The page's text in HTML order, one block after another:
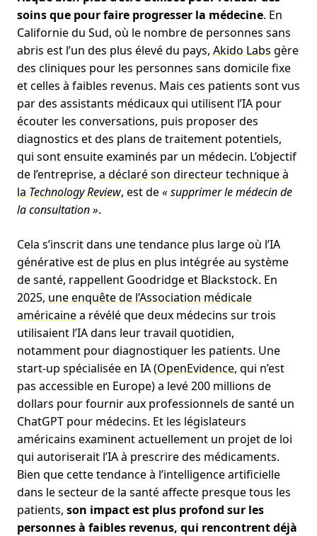
soins que pour faire progresser la médecine. En
Californie du Sud, où le nombre de personnes sans
abris est l’un des plus élevé du pays, Akido Labs gère
des cliniques pour les personnes sans domicile fixe
et celles à faibles revenus. Mais ces patients sont vus
par des assistants médicaux qui utilisent l’IA pour
écouter les conversations, puis proposer des
diagnostics et des plans de traitement potentiels,
qui sont ensuite examinés par un médecin. L’objectif
de l’entreprise, a déclaré son directeur technique à
la Technology Review, est de« supprimer le médecin de
la consultation ».
Cela s’inscrit dans une tendance plus large où l’IA
générative est de plus en plus intégrée au système
de santé, rappellent Goodridge et Blackstock. En
2025, une enquête de l’Association médicale
américainea révélé que deux médecins sur trois
utilisaient l’IA dans leur travail quotidien,
notamment pour diagnostiquer les patients. Une
start-up spécialisée en IA (OpenEvidence, qui n’est
pas accessible en Europe) a levé 200 millions de
dollars pour fournir aux professionnels de santé un
ChatGPT pour médecins. Et les législateurs
américains examinent actuellement un projet de loi
qui autoriserait l’IA à prescrire des médicaments.
Bien que cette tendance à l’intelligence artificielle
dans le secteur de la santé affecte presque tous les
patients, son impact est plus profond sur les
personnes à faibles revenus, qui rencontrent déjà